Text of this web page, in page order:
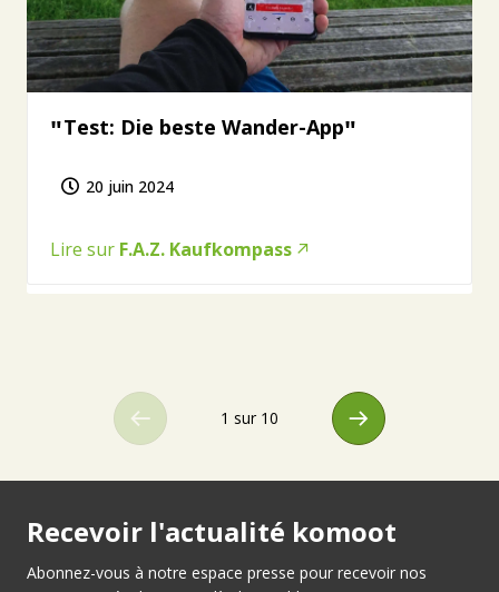
Test: Die beste Wander-App
20 juin 2024
Lire sur F.A.Z. Kaufkompass
1 sur 10
Recevoir l'actualité komoot
Abonnez-vous à notre espace presse pour recevoir nos